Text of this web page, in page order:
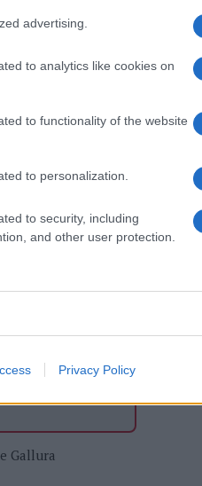
advertising.
to analytics like cookies on
to functionality of the website
to personalization.
to security, including
and other user protection.
Privacy Policy
nazionale
superiori in
a favore
regionale) è
punti) e
punti).
del sito o
Gallura